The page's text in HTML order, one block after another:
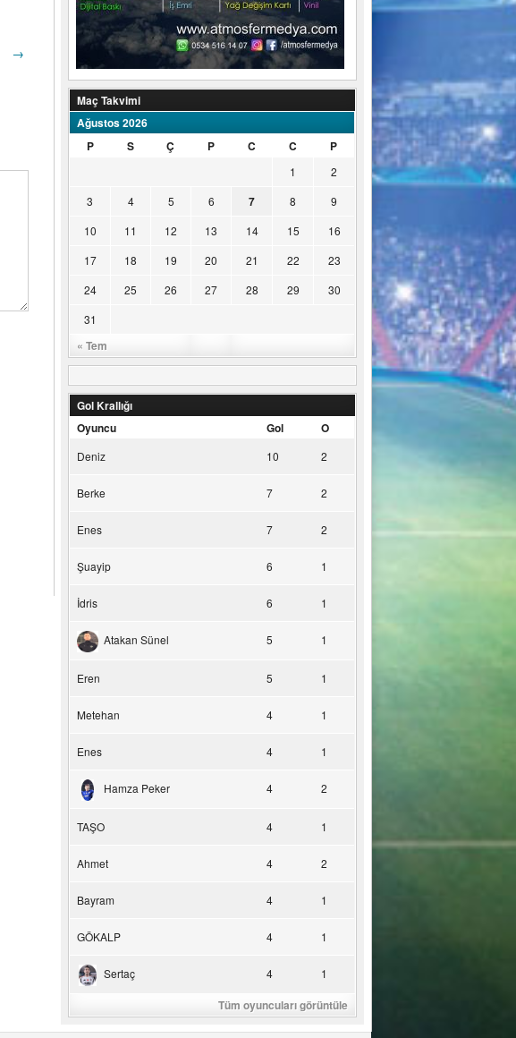
→
Maç Takvimi
Ağustos 2026
P
S Ç P C C P
« Tem
1
2
3
4 5 6 7 8
9
10
11 12 13 14 15
16
17
18 19 20 21 22
23
24
25 26 27 28 29
30
31
Gol Krallığı
Oyuncu
Gol O
Deniz 10 2
Berke 7 2
Enes 7 2
Şuayip 6 1
İdris 6 1
Atakan Sünel 5 1
Eren 5 1
Metehan 4 1
Enes 4 1
Hamza Peker 4 2
TAŞO 4 1
Ahmet 4 2
Bayram 4 1
GÖKALP 4 1
Sertaç 4 1
Tüm oyuncuları görüntüle